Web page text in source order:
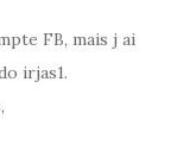
FB, mais j ai
irjas1.